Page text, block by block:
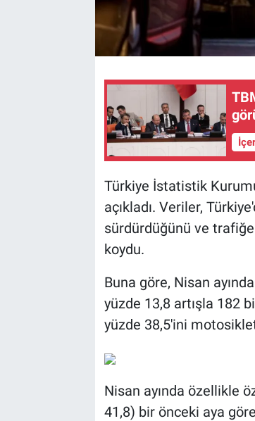
Türkiye İstatistik
açıkladı. Veriler,
sürdürdüğünü ve trafiğe
koydu.
Buna göre, Nisan
yüzde 13,8 artışla 182
yüzde 38,5'ini
Nisan ayında özellikle
41,8) bir önceki aya
BİLİM VE TEKNOLOJİ